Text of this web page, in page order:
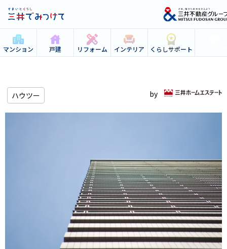
マンション 戸建 リフォーム インテリア くらしサポート
ハウツー